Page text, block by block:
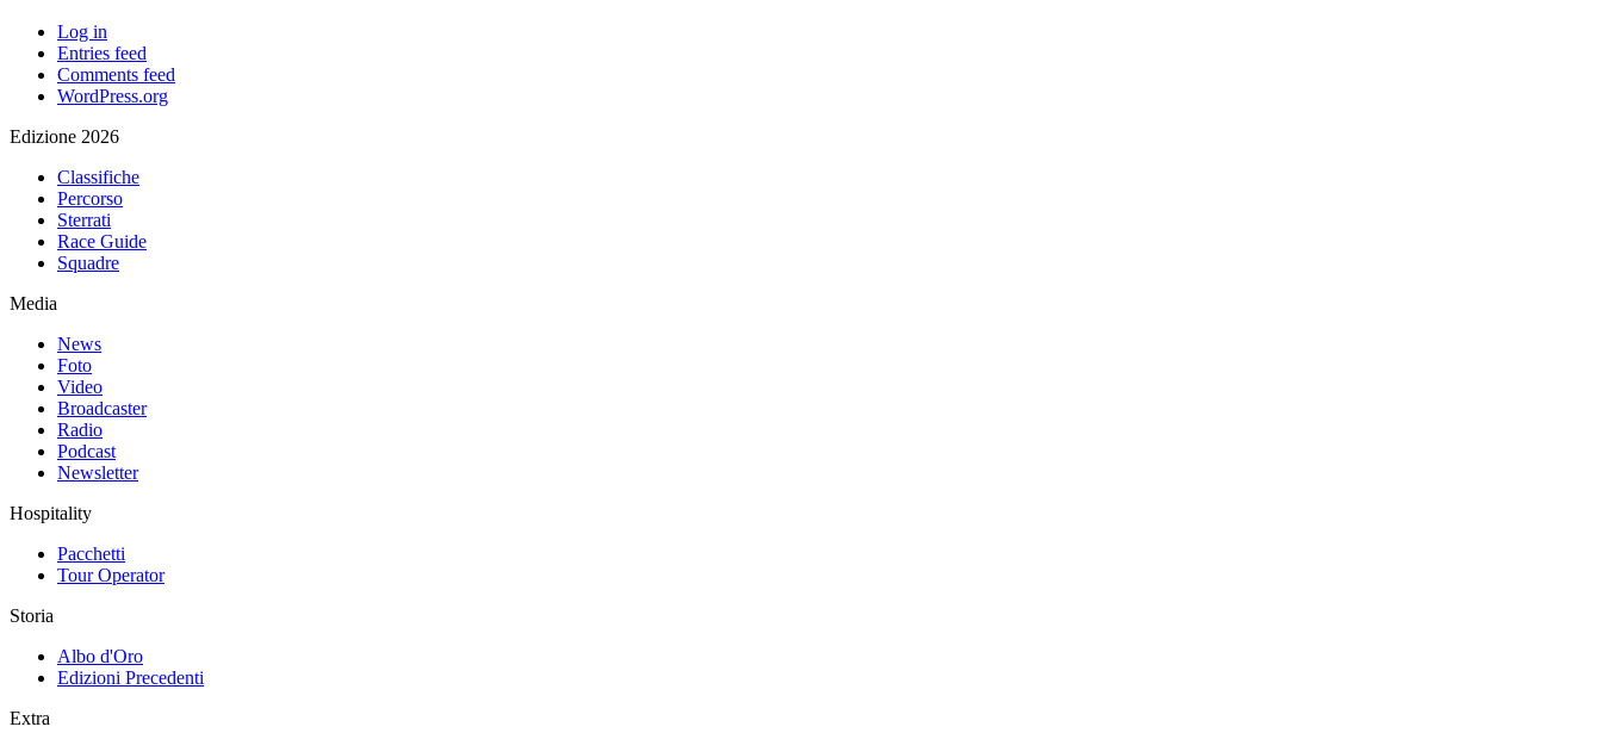
Log in
Entries feed
Comments feed
WordPress.org
Edizione 2026
Classifiche
Percorso
Sterrati
Race Guide
Squadre
Media
News
Foto
Video
Broadcaster
Radio
Podcast
Newsletter
Hospitality
Pacchetti
Tour Operator
Storia
Albo d'Oro
Edizioni Precedenti
Extra